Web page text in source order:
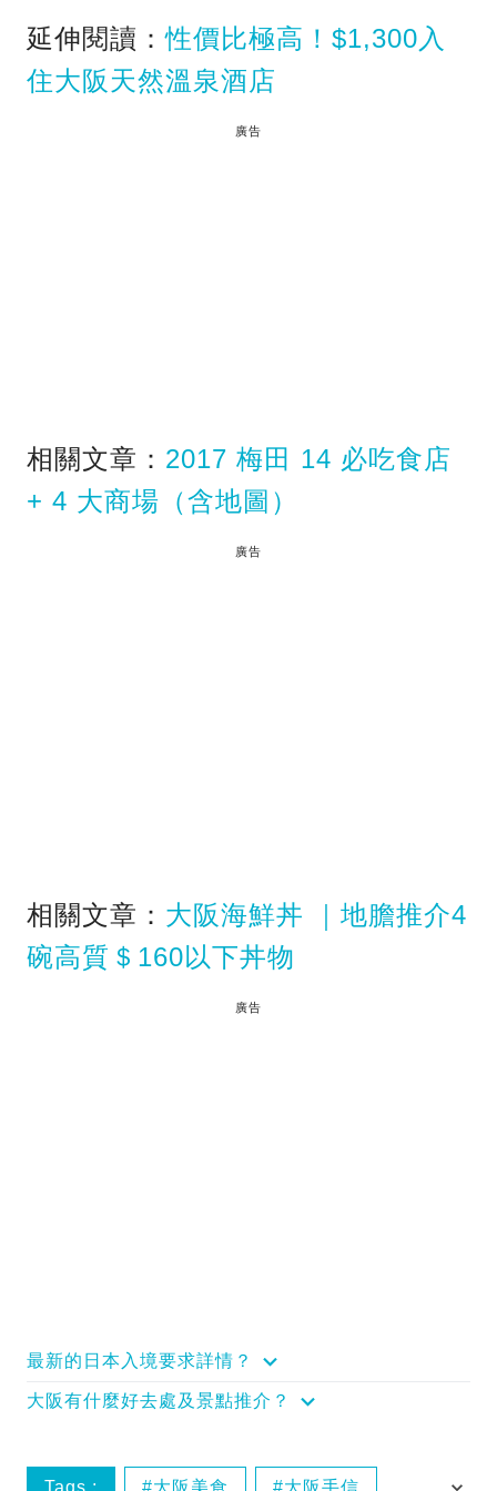
延伸閱讀：性價比極高！$1,300入
住大阪天然溫泉酒店
廣告
相關文章： 2017 梅田 14 必吃食店
+ 4 大商場（含地圖）
廣告
相關文章： 大阪海鮮丼 ｜地膽推介4
碗高質＄160以下丼物
廣告
最新的日本入境要求詳情？
大阪有什麼好去處及景點推介？
Tags : 大阪美食 大阪手信